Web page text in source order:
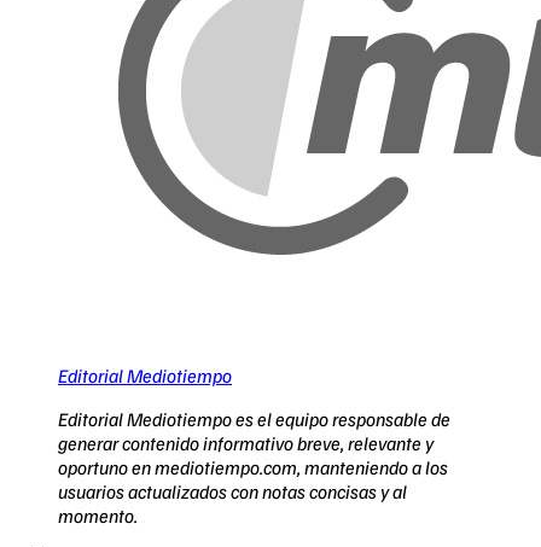
Editorial Mediotiempo
Editorial Mediotiempo es el equipo responsable de
generar contenido informativo breve, relevante y
oportuno en mediotiempo.com, manteniendo a los
usuarios actualizados con notas concisas y al
momento.